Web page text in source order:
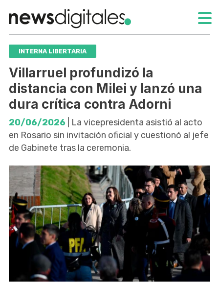
INTERNA LIBERTARIA
Villarruel profundizó la
distancia con Milei y lanzó una
dura crítica contra Adorni
20/06/2026 | La vicepresidenta asistió al acto
en Rosario sin invitación oficial y cuestionó al jefe
de Gabinete tras la ceremonia.